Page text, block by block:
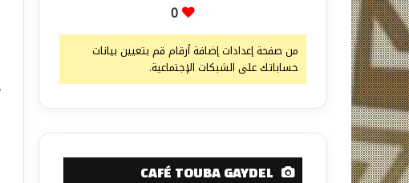
0
من صفحة إعدادات إضافة أرقام قم بتعيين بيانات
حساباتك على الشبكات الإجتماعية.
CAFÉ TOUBA GAYDEL